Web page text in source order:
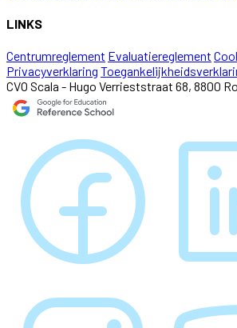
LINKS
Centrumreglement Evaluatiereglement
Privacyverklaring
CVO Scala - Hugo Verrieststraat 68, 8800